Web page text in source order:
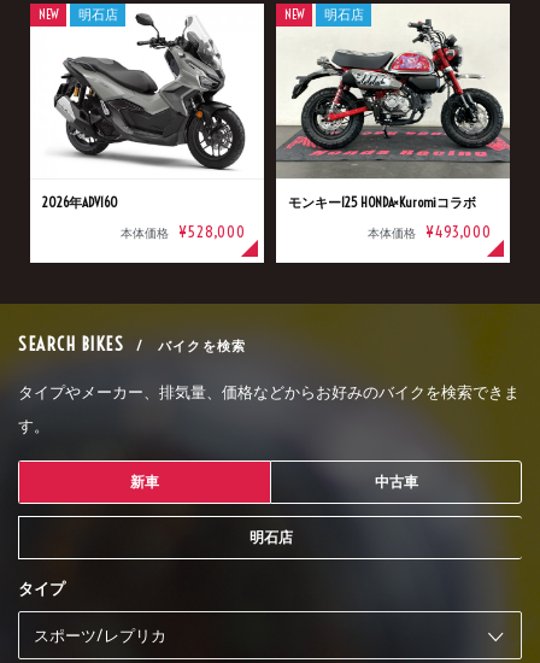
2026年ADV160
本体価格 ¥528,000
NEW 明石店
モンキー125 HONDA×Kuromiコラボ
本体価格 ¥493,000
NEW 明石店
SEARCH BIKES / バイクを検索
タイプやメーカー、排気量、価格などからお好みのバイクを検索できま
す。
新車 中古車
明石店
タイプ